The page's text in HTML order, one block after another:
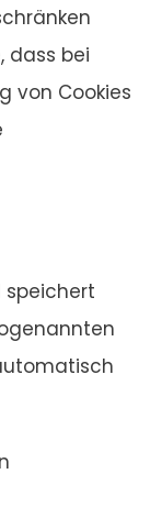
dass bei
von Cookies
speichert